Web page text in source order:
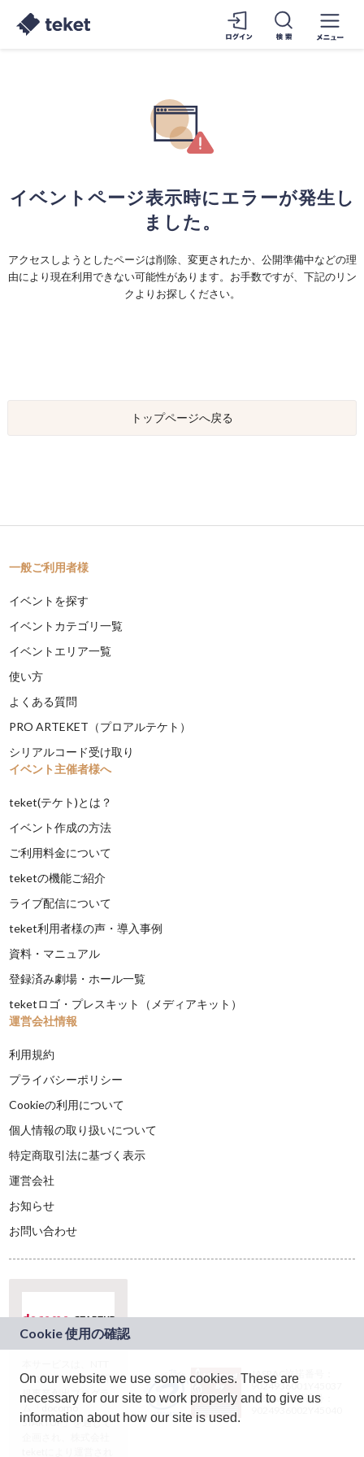
イベントページ表示時にエラーが発生し
ました。
アクセスしようとしたページは削除、変更されたか、公開準備中などの理
由により現在利用できない可能性があります。お手数ですが、下記のリン
クよりお探しください。
トップページへ戻る
一般ご利用者様
イベントを探す
イベントカテゴリ一覧
イベントエリア一覧
使い方
よくある質問
PRO ARTEKET（プロアルテケト）
シリアルコード受け取り
イベント主催者様へ
teket(テケト)とは？
イベント作成の方法
ご利用料金について
teketの機能ご紹介
ライブ配信について
teket利用者様の声・導入事例
資料・マニュアル
登録済み劇場・ホール一覧
teketロゴ・プレスキット（メディアキット）
運営会社情報
利用規約
プライバシーポリシー
Cookieの利用について
個人情報の取り扱いについて
特定商取引法に基づく表示
運営会社
お知らせ
お問い合わせ
ドコモグループの新
規事業創出プログラ
ム「docomo
STARTUP」を通じて
JASRAC許諾番号：
9024936001Y45037
JASRAC許諾番号：
On our website we use some cookies. These are
necessary for our site to work properly and to give us
information about how our site is used.